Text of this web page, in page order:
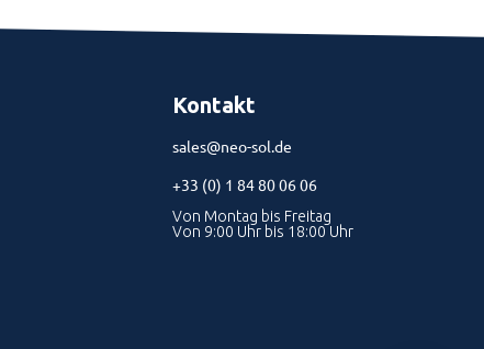
Kontakt
sales@neo-sol.de
+33 (0) 1 84 80 06 06
Von Montag bis Freitag
Von 9:00 Uhr bis 18:00 Uhr